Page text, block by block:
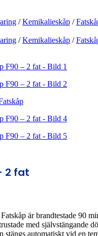
/Kemikalieskåp /
/Kemikalieskåp /
2 fat
är brandtestade 90
med självstängande
stängs automatiskt vid en